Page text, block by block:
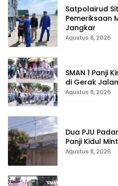
Satpolairud
Pemeriksaan
Jangkar
Agustus 8, 2026
SMAN 1 Panji
di Gerak Jalan
Agustus 8, 2026
Dua PJU
Panji Kidul
Agustus 8, 2026